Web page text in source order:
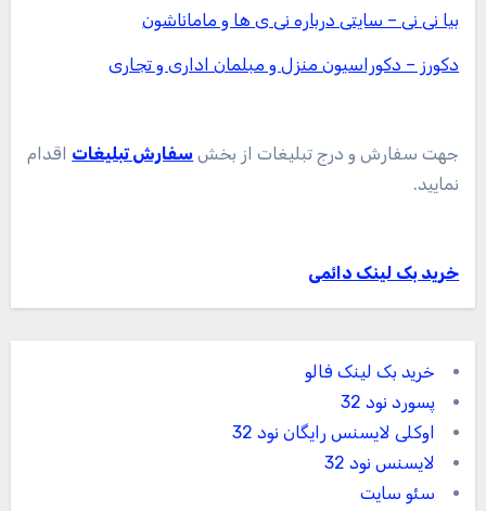
بیا نی نی – سایتی درباره نی ی ها و ماماناشون
دکورز – دکوراسیون منزل و مبلمان اداری و تجاری
جهت سفارش و درج تبلیغات از بخش سفارش تبلیغات اقدام
نمایید.
خرید بک لینک دائمی
خرید بک لینک فالو
پسورد نود 32
اوکلی لایسنس رایگان نود 32
لایسنس نود 32
سئو سایت